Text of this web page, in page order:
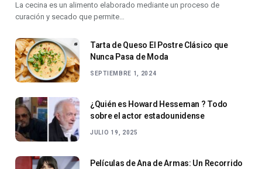
La cecina es un alimento elaborado mediante un proceso de
curación y secado que permite…
Tarta de Queso El Postre Clásico que
Nunca Pasa de Moda
SEPTIEMBRE 1, 2024
¿Quién es Howard Hesseman ? Todo
sobre el actor estadounidense
JULIO 19, 2025
Películas de Ana de Armas: Un Recorrido